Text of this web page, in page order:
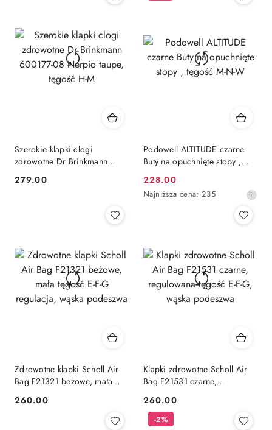
Szerokie klapki clogi
zdrowotne Dr Brinkmann
tęgość H-M
Cena:
279.00
Podowell ALTITUDE czarne
Buty na opuchnięte stopy ,
Cena
promocyjna:
228.00
Najniższa
przed
obniżką
Najniższa cena: 235
Zdrowotne klapki Scholl Air
Bag F21321 beżowe, mała
podeszwa
Cena:
260.00
Klapki zdrowotne Scholl Air
Bag F21531 czarne,
wąska podeszwa
Cena:
260.00
-2%